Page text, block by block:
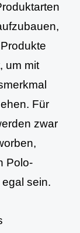
um mit
Für
zwar
Polo-
sein.